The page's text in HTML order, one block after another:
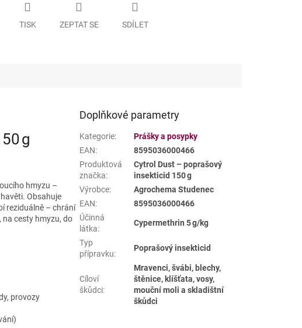
TISK ZEPTAT SE SDÍLET
g
hmyzu –
Obsahuje
reziduálně – chrání
na cesty hmyzu, do
provozy
Doplňkové parametry
Kategorie:
Prášky a posypky
EAN:
8595036000466
Produktová
značka:
Cytrol Dust – poprašový
insekticid 150 g
Výrobce:
Agrochema Studenec
EAN:
8595036000466
Účinná
látka:
Cypermethrin 5 g/kg
Typ
přípravku:
Poprašový insekticid
Cíloví
škůdci:
Mravenci, švábi, blechy,
štěnice, klíšťata, vosy,
mouční moli a skladištní
škůdci